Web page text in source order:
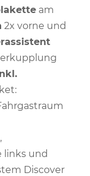
am
2x vorne und
links und
Discover